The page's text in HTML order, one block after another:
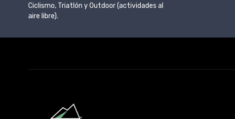
Ciclismo, Triatlón y Outdoor (actividades al
aire libre).